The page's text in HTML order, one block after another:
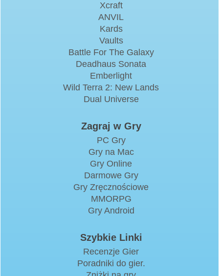
Xcraft
ANVIL
Kards
Vaults
Battle For The Galaxy
Deadhaus Sonata
Emberlight
Wild Terra 2: New Lands
Dual Universe
Zagraj w Gry
PC Gry
Gry na Mac
Gry Online
Darmowe Gry
Gry Zręcznościowe
MMORPG
Gry Android
Szybkie Linki
Recenzje Gier
Poradniki do gier.